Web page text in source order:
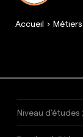
Accueil Métiers
Niveau d’études :